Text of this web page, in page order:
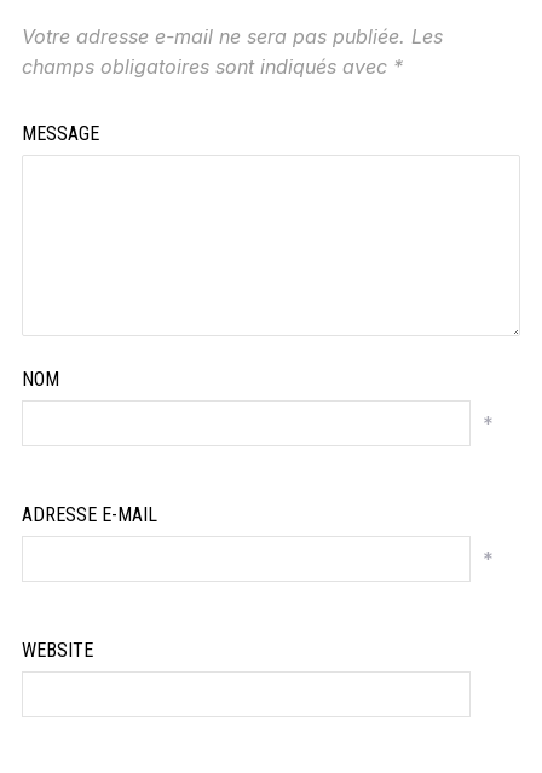
Votre adresse e-mail ne sera pas publiée. Les
champs obligatoires sont indiqués avec *
MESSAGE
NOM
*
ADRESSE E-MAIL
*
WEBSITE